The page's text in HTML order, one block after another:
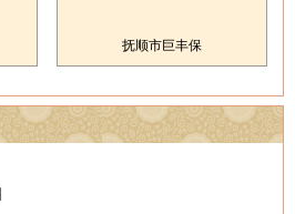
抚顺市巨丰保